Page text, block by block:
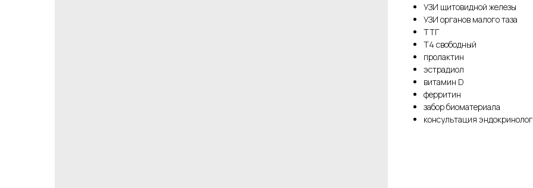
УЗИ щитовидной железы
УЗИ органов малого таза
ТТГ
Т4 свободный
пролактин
эстрадиол
витамин D
ферритин
забор биоматериала
консультация